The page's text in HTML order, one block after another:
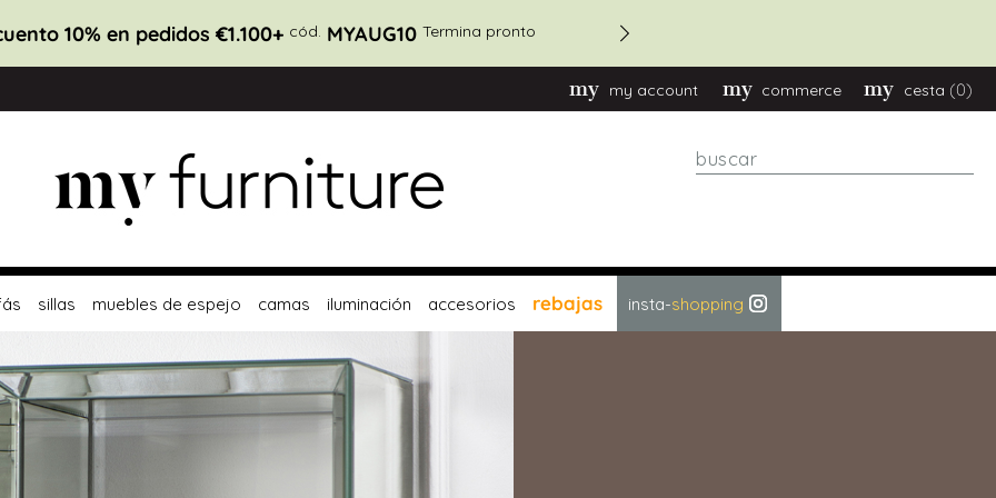
20% en pedidos €2.700+ cód. MYAUG20 Termina pronto
my account commerce cesta (0)
Buscar
sillas muebles de espejo camas iluminación accesorios rebajas insta-shopping